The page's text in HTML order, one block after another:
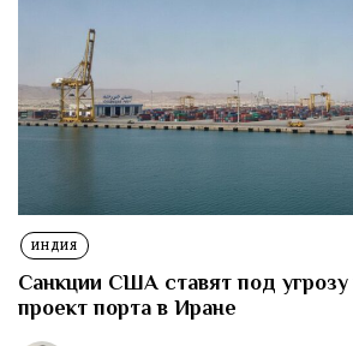
ИНДИЯ
Санкции США ставят под
проект порта в Иране